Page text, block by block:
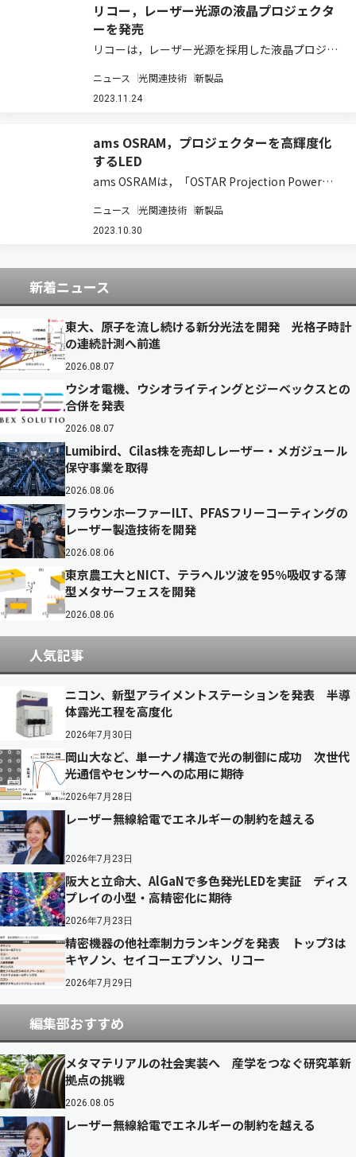
リコー，レーザー光源の液晶プロジェクタ
ーを発売
リコーは，レーザー光源を採用した液晶プロジェ
日に発売すると発表した（ニュースリリース）。
価格はオープン。 この製品は，汎用的なベーシッ
ニュース 光関連技術 新製品
2023.11.24
ams OSRAM，プロジェクターを高輝度化
するLED
ams OSRAMは，「OSTAR Projection Power」
表した（ニュースリリース）。 これらの新しい
LEDは，0.33” DMD（Digital Micromi…
ニュース 光関連技術 新製品
2023.10.30
新着ニュース
東大、原子を流し続ける新分光法を開発 光格子時計
の連続計測へ前進
2026.08.07
ウシオ電機、ウシオライティングとジーベックスとの
合併を発表
2026.08.07
Lumibird、Cilas株を売却しレーザー・メガジュール
保守事業を取得
2026.08.06
フラウンホーファーILT、PFASフリーコーティングの
レーザー製造技術を開発
2026.08.06
東京農工大とNICT、テラヘルツ波を95％吸収する薄
型メタサーフェスを開発
2026.08.06
人気記事
ニコン、新型アライメントステーションを発表 半導
体露光工程を高度化
2026年7月30日
岡山大など、単一ナノ構造で光の制御に成功 次世代
光通信やセンサーへの応用に期待
2026年7月28日
レーザー無線給電でエネルギーの制約を越える
2026年7月23日
阪大と立命大、AlGaNで多色発光LEDを実証 ディス
プレイの小型・高精密化に期待
2026年7月23日
精密機器の他社牽制力ランキングを発表 トップ3は
キヤノン、セイコーエプソン、リコー
2026年7月29日
編集部おすすめ
メタマテリアルの社会実装へ 産学をつなぐ研究革新
拠点の挑戦
2026.08.05
レーザー無線給電でエネルギーの制約を越える